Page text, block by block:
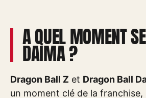
A QUEL MOMENT
DAIMA ?
Dragon Ball Z et Dragon Ball
un moment clé de la franchise,